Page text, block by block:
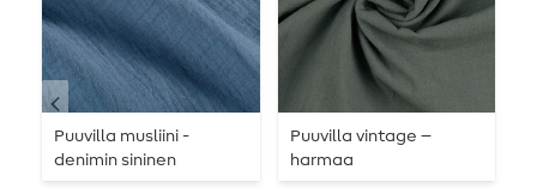
Puuvilla musliini -
denimin sininen
Puuvilla vintage –
harmaa